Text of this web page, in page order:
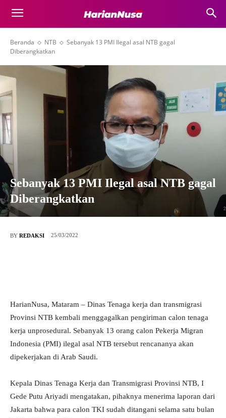
Beranda NTB
Sebanyak 13 PMI Ilegal asal NTB gagal
Diberangkatkan
Sebanyak 13 PMI Ilegal asal NTB gagal
Diberangkatkan
BY REDAKSI 25/03/2022
HarianNusa, Mataram – Dinas Tenaga kerja dan transmigrasi
Provinsi NTB kembali menggagalkan pengiriman calon tenaga
kerja unprosedural. Sebanyak 13 orang calon Pekerja Migran
Indonesia (PMI) ilegal asal NTB tersebut rencananya akan
dipekerjakan di Arab Saudi.
Kepala Dinas Tenaga Kerja dan Transmigrasi Provinsi NTB, I
Gede Putu Ariyadi mengatakan, pihaknya menerima laporan dari
Jakarta bahwa para calon TKI sudah ditangani selama satu bulan